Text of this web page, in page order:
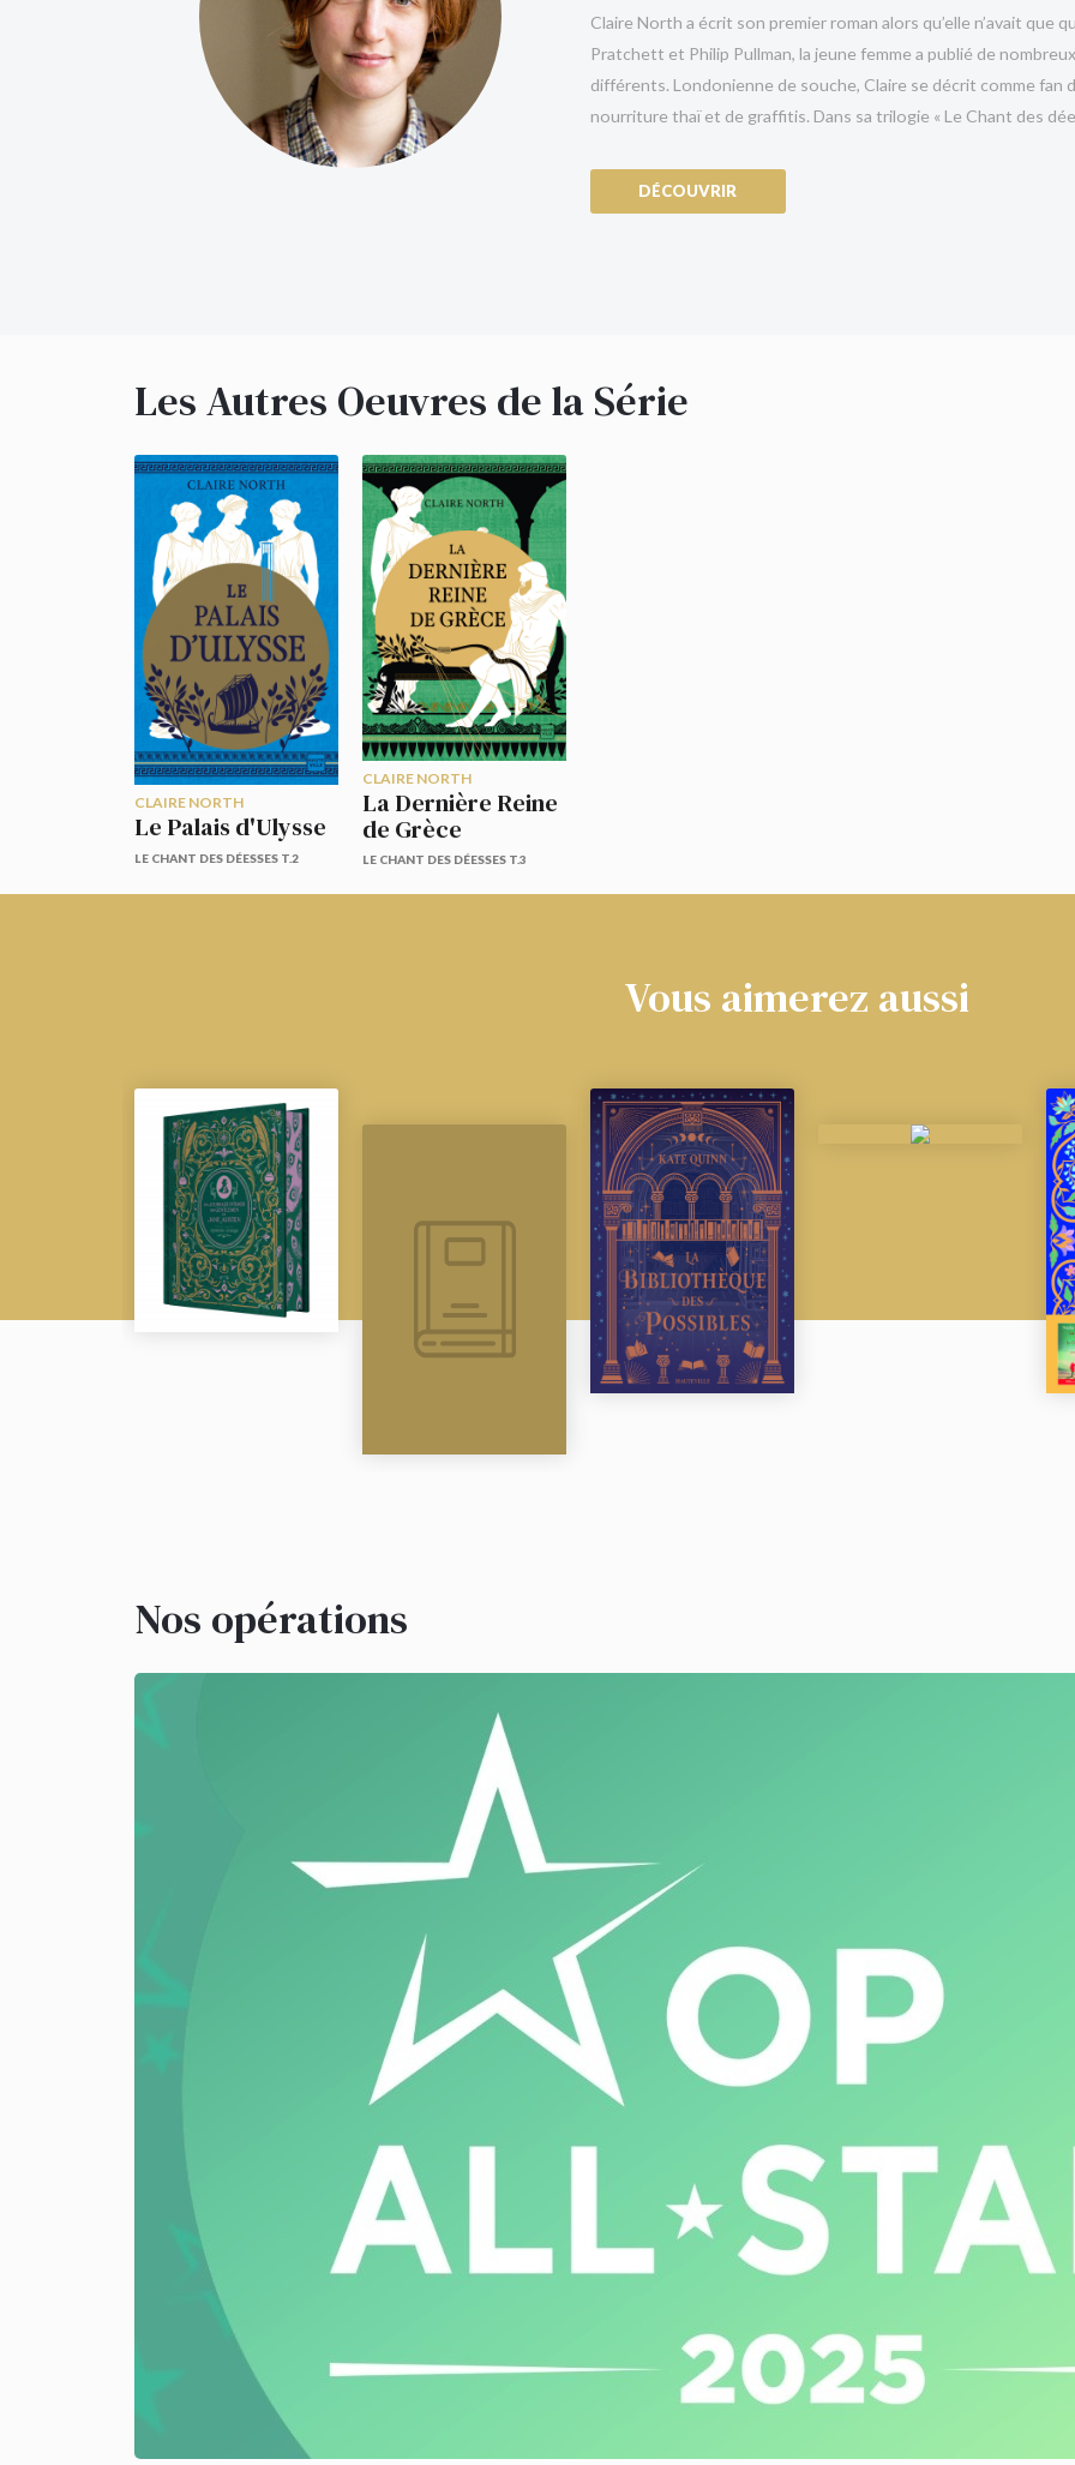
riche et nuancé de la vie humaine. Tout au long
l’esprit et la détermination des femmes brillent
peine contenue d’un monde déchiré par la
sans pitié. »Jennifer Saint
« Le talent de Claire North éblouit. »
Claire North a écrit son premier roman alors qu’elle n’avait que
Pratchett et Philip Pullman, la jeune femme a publié de
différents. Londonienne de souche, Claire se décrit comme fan
nourriture thaï et de graffitis. Dans sa trilogie « Le Chant des
DÉCOUVRIR
Les Autres Oeuvres de la Série
CLAIRE NORTH
Le Palais d'Ulysse
LE CHANT DES DÉESSES T.2
CLAIRE NORTH
La Dernière Reine
de Grèce
LE CHANT DES DÉESSES T.3
Vous aimerez aussi
Nos opérations